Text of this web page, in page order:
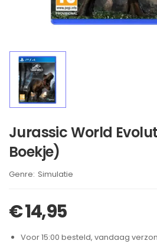
Jurassic World
Boekje)
Brand:
Simulatie
€14,95
Voor 15:00 besteld, vandaag